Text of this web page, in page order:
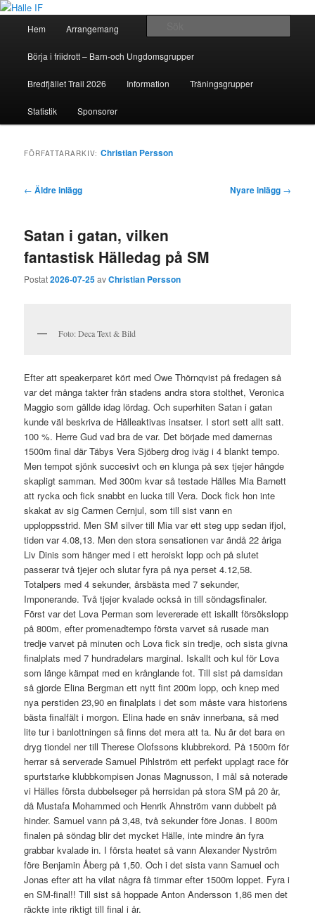
Hälle IF
Hoppa
till
huvudinnehåll
Hoppa
till
sekundärt
Hem Arrangemang
Börja i friidrott – Barn-och Ungdomsgrupper
Bredfjället Trail 2026 Information Träningsgrupper
Statistik Sponsorer
FÖRFATTARARKIV:Christian Persson
Inläggsnavigering
← Äldre inlägg Nyare inlägg →
Satan i gatan, vilken
fantastisk Hälledag på SM
Postat2026-07-25avChristian Persson
Foto: Deca Text & Bild
Efter att speakerparet kört med Owe Thörnqvist på fredagen så
var det många takter från stadens andra stora stolthet, Veronica
Maggio som gällde idag lördag. Och superhiten Satan i gatan
kunde väl beskriva de Hälleaktivas insatser. I stort sett allt satt.
100 %. Herre Gud vad bra de var. Det började med damernas
1500m final där Täbys Vera Sjöberg drog iväg i 4 blankt tempo.
Men tempot sjönk succesivt och en klunga på sex tjejer hängde
skapligt samman. Med 300m kvar så testade Hälles Mia Barnett
att rycka och fick snabbt en lucka till Vera. Dock fick hon inte
skakat av sig Carmen Cernjul, som till sist vann en
upploppsstrid. Men SM silver till Mia var ett steg upp sedan ifjol,
tiden var 4.08,13. Men den stora sensationen var ändå 22 åriga
Liv Dinis som hänger med i ett heroiskt lopp och på slutet
passerar två tjejer och slutar fyra på nya perset 4.12,58.
Totalpers med 4 sekunder, årsbästa med 7 sekunder,
Imponerande. Två tjejer kvalade också in till söndagsfinaler.
Först var det Lova Perman som levererade ett iskallt försökslopp
på 800m, efter promenadtempo första varvet så rusade man
tredje varvet på minuten och Lova fick sin tredje, och sista givna
finalplats med 7 hundradelars marginal. Iskallt och kul för Lova
som länge kämpat med en krånglande fot. Till sist på damsidan
så gjorde Elina Bergman ett nytt fint 200m lopp, och knep med
nya perstiden 23,90 en finalplats i det som måste vara historiens
bästa finalfält i morgon. Elina hade en snäv innerbana, så med
lite tur i banlottningen så finns det mera att ta. Nu är det bara en
dryg tiondel ner till Therese Olofssons klubbrekord. På 1500m för
herrar så serverade Samuel Pihlström ett perfekt upplagt race för
spurtstarke klubbkompisen Jonas Magnusson, I mål så noterade
vi Hälles första dubbelseger på herrsidan på stora SM på 20 år,
då Mustafa Mohammed och Henrik Ahnström vann dubbelt på
hinder. Samuel vann på 3,48, två sekunder före Jonas. I 800m
finalen på söndag blir det mycket Hälle, inte mindre än fyra
grabbar kvalade in. I första heatet så vann Alexander Nyström
före Benjamin Åberg på 1,50. Och i det sista vann Samuel och
Jonas efter att ha vilat några få timmar efter 1500m loppet. Fyra i
en SM-final!! Till sist så hoppade Anton Andersson 1,86 men det
räckte inte riktigt till final i år.